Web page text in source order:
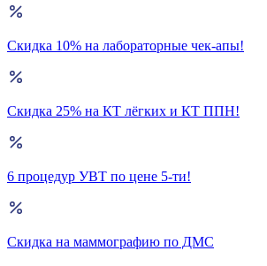
Скидка 10% на лабораторные чек-апы!
Скидка 25% на КТ лёгких и КТ ППН!
6 процедур УВТ по цене 5-ти!
Скидка на маммографию по ДМС